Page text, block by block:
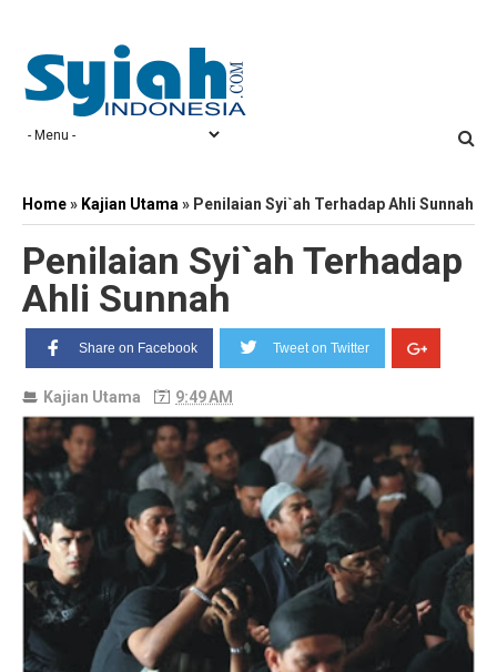
Home» Kajian Utama » Penilaian Syi`ah Terhadap Ahli Sunnah
Penilaian Syi`ah Terhadap
Ahli Sunnah
Share on Facebook Tweet on Twitter
Kajian Utama 9:49 AM